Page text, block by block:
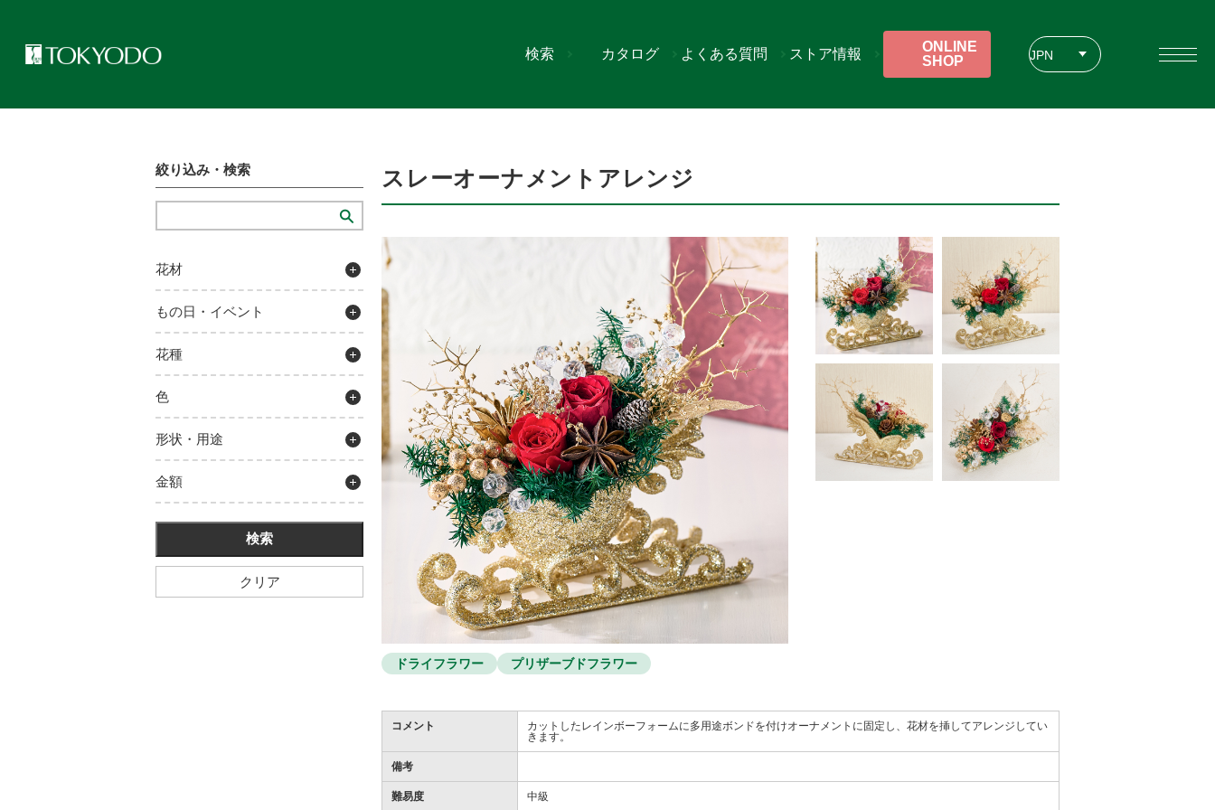
検索 JPN
カタログ よくある質問 ストア情報
ONLINE
SHOP
絞り込み・検索
花材
もの日・イベント
花種
色
形状・用途
金額
クリア
スレーオーナメントアレンジ
ドライフラワー プリザーブドフラワー
コメント
カットしたレインボーフォームに多用途ボンドを付けオーナメントに固定し、花材を挿してアレンジしてい
きます。
備考
難易度 中級